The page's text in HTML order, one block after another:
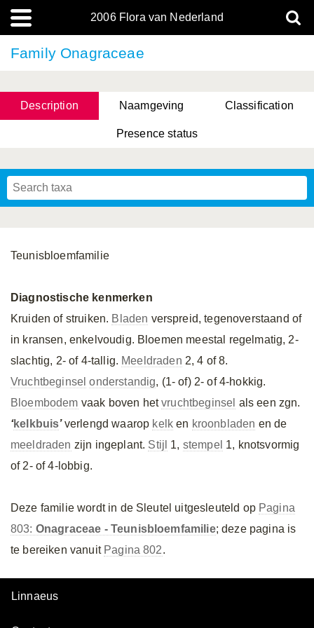
2006 Flora van Nederland
Family Onagraceae
Description Naamgeving Classification
Presence status
Teunisbloemfamilie
Diagnostische kenmerken
Kruiden of struiken. Bladen verspreid, tegenoverstaand of
in kransen, enkelvoudig. Bloemen meestal regelmatig, 2-
slachtig, 2- of 4-tallig. Meeldraden 2, 4 of 8.
Vruchtbeginsel onderstandig, (1- of) 2- of 4-hokkig.
Bloembodem vaak boven hetvruchtbeginsel als een zgn.
‘kelkbuis’verlengd waarop kelken kroonbladen en de
meeldraden zijn ingeplant. Stijl 1, stempel 1, knotsvormig
of 2- of 4-lobbig.
Deze familie wordt in de Sleutel uitgesleuteld op Pagina
803: Onagraceae - Teunisbloemfamilie; deze pagina is
te bereiken vanuit Pagina 802.
Linnaeus